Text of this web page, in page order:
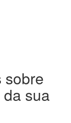
sobre
sua